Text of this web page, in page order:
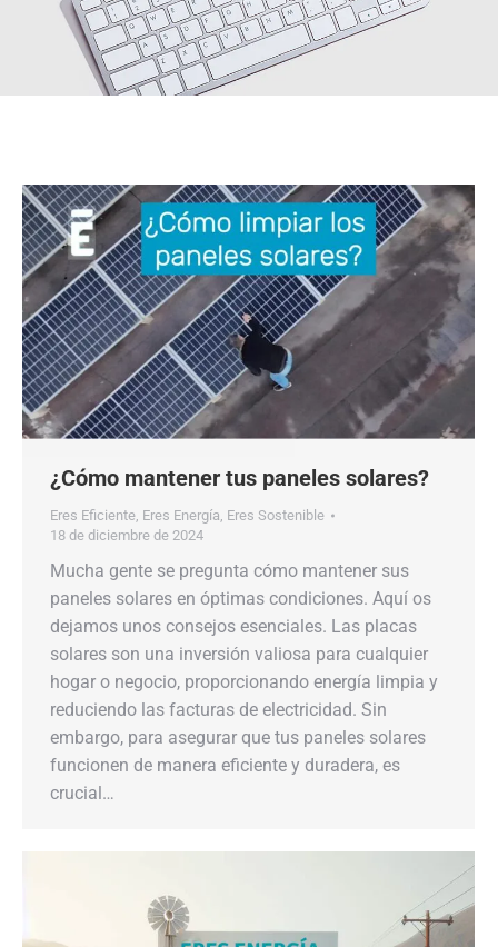
¿Cómo mantener tus paneles solares?
Eres Eficiente, Eres Energía, Eres Sostenible
18 de diciembre de 2024
Mucha gente se pregunta cómo mantener sus
paneles solares en óptimas condiciones. Aquí os
dejamos unos consejos esenciales. Las placas
solares son una inversión valiosa para cualquier
hogar o negocio, proporcionando energía limpia y
reduciendo las facturas de electricidad. Sin
embargo, para asegurar que tus paneles solares
funcionen de manera eficiente y duradera, es
crucial…